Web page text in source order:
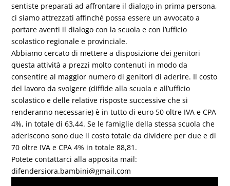
sentiste preparati ad affrontare il dialogo in prima persona,
ci siamo attrezzati affinché possa essere un avvocato a
portare aventi il dialogo con la scuola e con l’ufficio
scolastico regionale e provinciale.
Abbiamo cercato di mettere a disposizione dei genitori
questa attività a prezzi molto contenuti in modo da
consentire al maggior numero di genitori di aderire. Il costo
del lavoro da svolgere (diffide alla scuola e all’ufficio
scolastico e delle relative risposte successive che si
renderanno necessarie) è in tutto di euro 50 oltre IVA e CPA
4%, in totale di 63,44. Se le famiglie della stessa scuola che
aderiscono sono due il costo totale da dividere per due e di
70 oltre IVA e CPA 4% in totale 88,81.
Potete contattarci alla apposita mail:
difendersiora.bambini@gmail.com